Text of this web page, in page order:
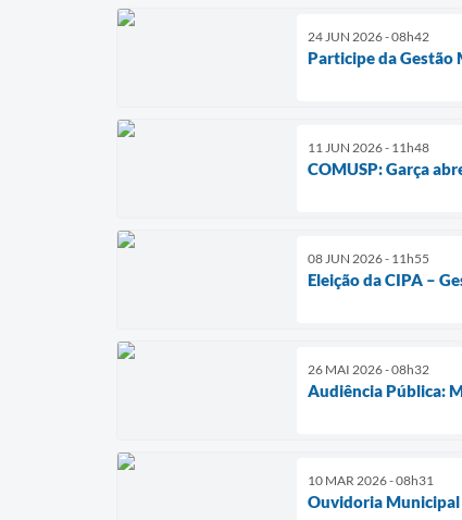
24 JUN 2026 - 08h42
Participe da Gestão
11 JUN 2026 - 11h48
COMUSP: Garça
08 JUN 2026 - 11h55
Eleição da CIPA –
26 MAI 2026 - 08h32
Audiência Pública:
10 MAR 2026 - 08h31
Ouvidoria Municipal